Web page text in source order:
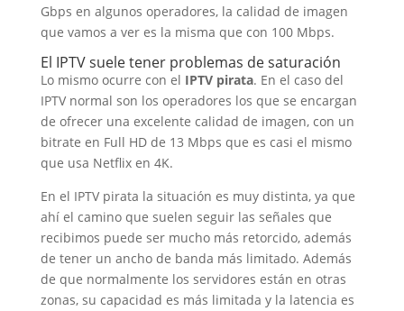
Gbps en algunos operadores, la calidad de imagen
que vamos a ver es la misma que con 100 Mbps.
El IPTV suele tener problemas de saturación
Lo mismo ocurre con el IPTV pirata. En el caso del
IPTV normal son los operadores los que se encargan
de ofrecer una excelente calidad de imagen, con un
bitrate en Full HD de 13 Mbps que es casi el mismo
que usa Netflix en 4K.
En el IPTV pirata la situación es muy distinta, ya que
ahí el camino que suelen seguir las señales que
recibimos puede ser mucho más retorcido, además
de tener un ancho de banda más limitado. Además
de que normalmente los servidores están en otras
zonas, su capacidad es más limitada y la latencia es